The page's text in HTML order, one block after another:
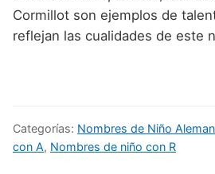
Cormillot son ejemplos de
reflejan las cualidades de este
Categorías: Nombres de Niño
con A, Nombres de niño con R